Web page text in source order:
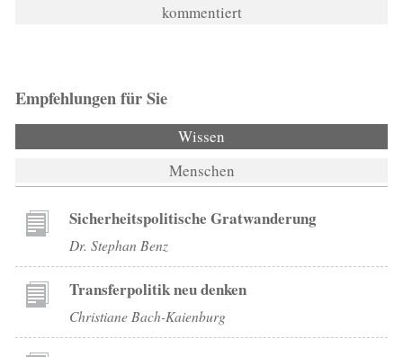
kommentiert
Empfehlungen für Sie
Wissen
Menschen
Sicherheitspolitische Gratwanderung
Dr. Stephan Benz
Transferpolitik neu denken
Christiane Bach-Kaienburg